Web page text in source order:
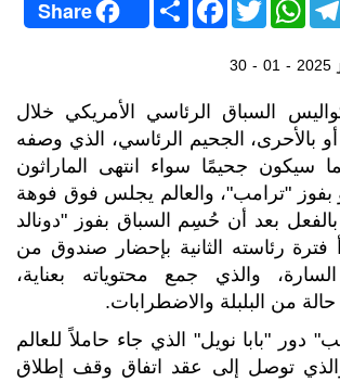
Share h
a
a
c
k
w
i
t
t
r
h
a
t
s
p
p
30 - 01 - 2025
السباق الرئاسي الأمريكي خلال
أو بالأحرى، الجحيم الرئاسي، الذي وصفه
سيكون جحيمًا سواء انتهى الماراثون
"ترامب"، والعالم يجلس فوق فوهة
بعد أن حُسِم السباق بفوز "دونالد
فترة رئاسته الثانية بإحضار صندوق من
والذي جمع محتوياته بعناية،
من البلبلة والاضطرابات.
دور "بابا نويل" الذي جاء حاملاً للعالم
توصل إلى عقد اتفاق وقف إطلاق